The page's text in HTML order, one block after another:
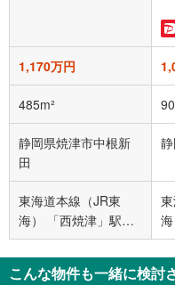
1,170万円
485m²
静岡県焼津市中根新
田
東海道本線（JR東
海） 「西焼津」駅か
ら3300m
こんな物件も一緒に検討